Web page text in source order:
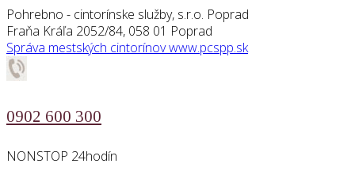
Pohrebno - cintorínske služby, s.r.o. Poprad
Fraňa Kráľa 2052/84, 058 01 Poprad
Správa mestských cintorínovwww.pcspp.sk
0902 600 300
NONSTOP 24hodín